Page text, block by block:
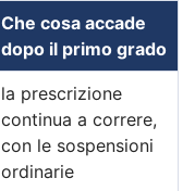
Che cosa accade
dopo il primo grado
la prescrizione
continua a correre,
con le sospensioni
ordinarie